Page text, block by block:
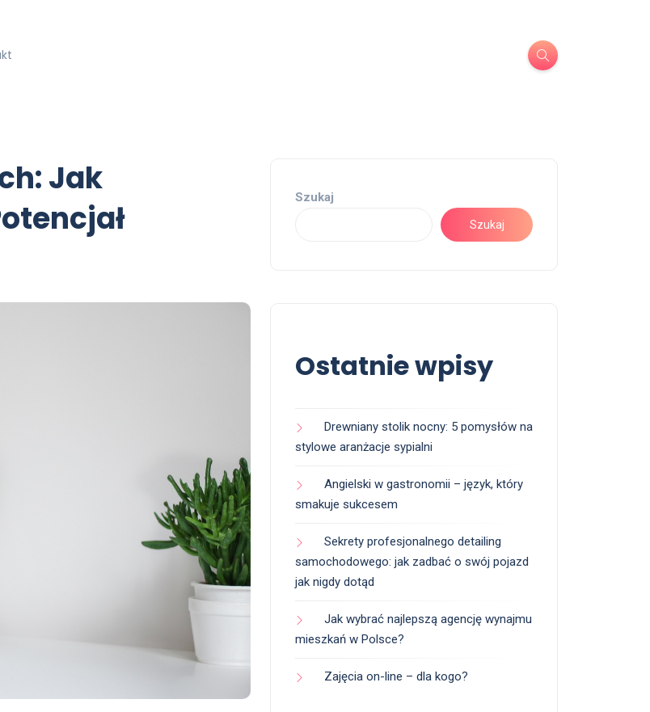
Jak
Szukaj
Szukaj
Ostatnie wpisy
Drewniany stolik nocny: 5 pomysłów na
stylowe aranżacje sypialni
Angielski w gastronomii – język, który
smakuje sukcesem
Sekrety profesjonalnego detailing
samochodowego: jak zadbać o swój pojazd
jak nigdy dotąd
Jak wybrać najlepszą agencję wynajmu
mieszkań w Polsce?
Zajęcia on-line – dla kogo?